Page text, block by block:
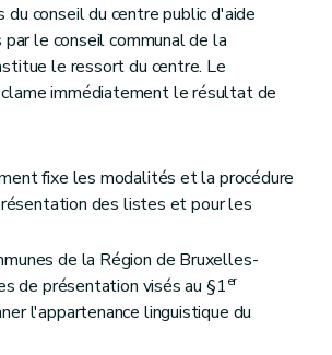
du conseil du centre public d'aide
le conseil communal de la
le ressort du centre. Le
immédiatement le résultat de
fixe les modalités et la procédure
des listes et pour les
de la Région de Bruxelles-
de présentation visés au §1er
l'appartenance linguistique du